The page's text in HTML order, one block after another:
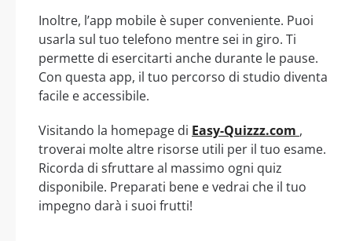
Inoltre, l’app mobile è super conveniente. Puoi
usarla sul tuo telefono mentre sei in giro. Ti
permette di esercitarti anche durante le pause.
Con questa app, il tuo percorso di studio diventa
facile e accessibile.
Visitando la homepage di Easy-Quizzz.com ,
troverai molte altre risorse utili per il tuo esame.
Ricorda di sfruttare al massimo ogni quiz
disponibile. Preparati bene e vedrai che il tuo
impegno darà i suoi frutti!